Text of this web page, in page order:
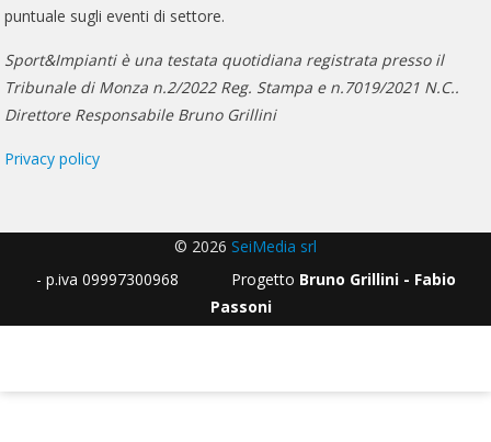
puntuale sugli eventi di settore.
Sport&Impianti è una testata quotidiana registrata presso il
Tribunale di Monza n.2/2022 Reg. Stampa e n.7019/2021 N.C..
Direttore Responsabile Bruno Grillini
Privacy policy
© 2026 SeiMedia srl
- p.iva 09997300968 Progetto Bruno Grillini - Fabio
Passoni